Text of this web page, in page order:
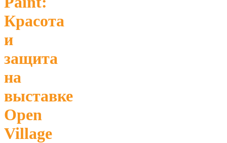
Красота
и
защита
на
выставке
Open
Village